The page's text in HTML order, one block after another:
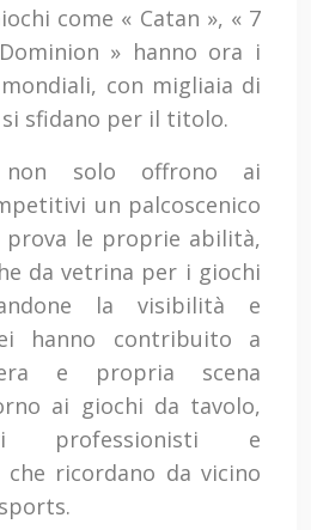
come « Catan », « 7
» hanno ora i
con migliaia di
sfidano per il titolo.
non solo offrono ai
un palcoscenico
le proprie abilità,
da vetrina per i giochi
la visibilità e
hanno contribuito a
e propria scena
ai giochi da tavolo,
professionisti e
che ricordano da vicino